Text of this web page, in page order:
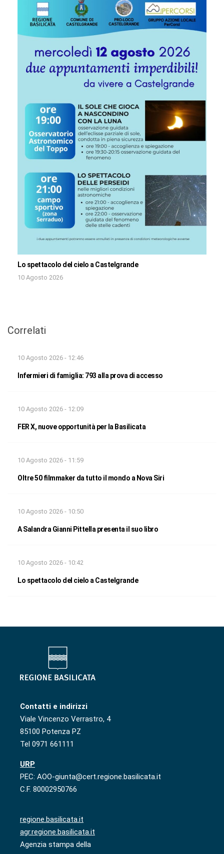
Lo spettacolo del cielo a Castelgrande
10 Agosto 2026
Correlati
10 Agosto 2026 - 12:46
Infermieri di famiglia: 793 alla prova di accesso
10 Agosto 2026 - 12:09
FER X, nuove opportunità per la Basilicata
10 Agosto 2026 - 11:59
Oltre 50 filmmaker da tutto il mondo a Nova Siri
10 Agosto 2026 - 10:50
A Salandra Gianni Pittella presenta il suo libro
10 Agosto 2026 - 10:42
Lo spettacolo del cielo a Castelgrande
Contatti e indirizzi
Viale Vincenzo Verrastro, 4
85100 Potenza PZ
Tel 0971 661111
URP
PEC: AOO-giunta@cert.regione.basilicata.it
C.F. 80002950766
regione.basilicata.it
agr.regione.basilicata.it
Agenzia stampa della